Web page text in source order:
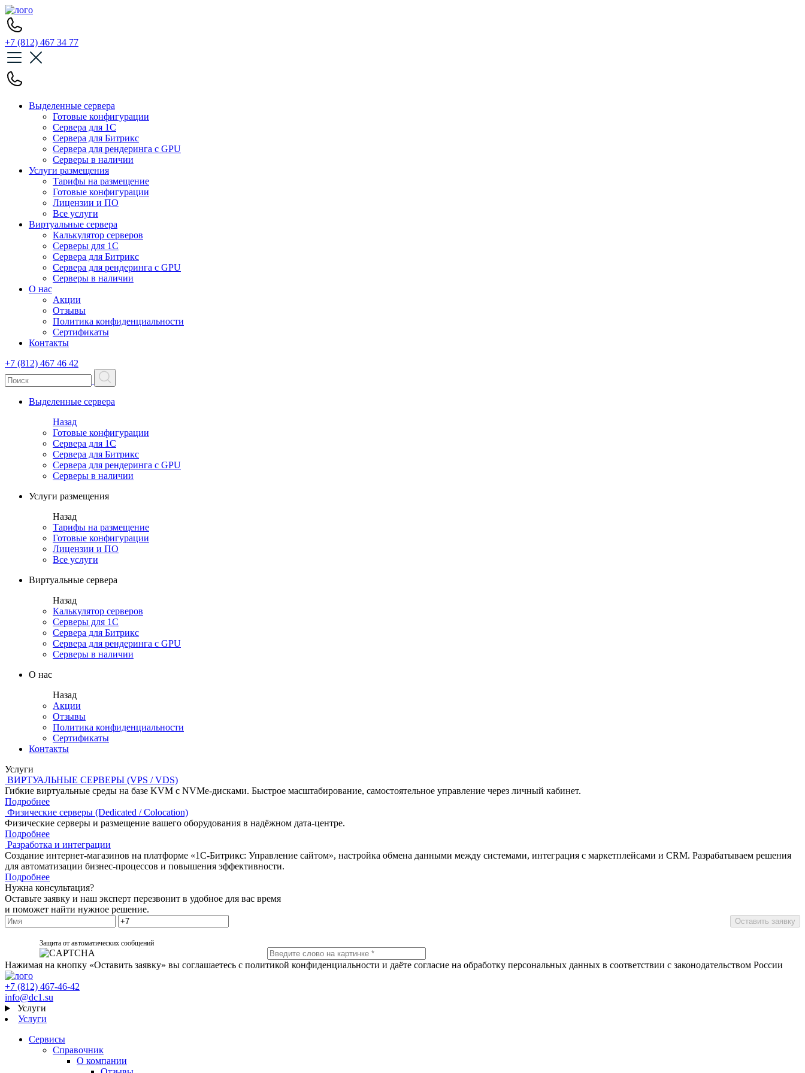
+7 (812) 467 34 77
Выделенные сервера
Готовые конфигурации
Сервера для 1С
Сервера для Битрикс
Сервера для рендеринга с GPU
Серверы в наличии
Услуги размещения
Тарифы на размещение
Готовые конфигурации
Лицензии и ПО
Все услуги
Виртуальные сервера
Калькулятор серверов
Серверы для 1С
Сервера для Битрикс
Сервера для рендеринга с GPU
Серверы в наличии
О нас
Акции
Отзывы
Политика конфиденциальности
Сертификаты
Контакты
+7 (812) 467 46 42
Выделенные сервера
Назад
Готовые конфигурации
Сервера для 1С
Сервера для Битрикс
Сервера для рендеринга с GPU
Серверы в наличии
Услуги размещения
Назад
Тарифы на размещение
Готовые конфигурации
Лицензии и ПО
Все услуги
Виртуальные сервера
Назад
Калькулятор серверов
Серверы для 1С
Сервера для Битрикс
Сервера для рендеринга с GPU
Серверы в наличии
О нас
Назад
Акции
Отзывы
Политика конфиденциальности
Сертификаты
Контакты
Услуги
ВИРТУАЛЬНЫЕ СЕРВЕРЫ (VPS / VDS)
Гибкие виртуальные среды на базе KVM с NVMe-дисками. Быстрое масштабирование, самостоятельное управление через личный кабинет.
Подробнее
Физические серверы (Dedicated / Colocation)
Физические серверы и размещение вашего оборудования в надёжном дата-центре.
Подробнее
Разработка и интеграции
Создание интернет-магазинов на платформе «1С-Битрикс: Управление сайтом», настройка обмена данными между системами, интеграция с маркетплейсами и CRM. Разрабатываем решения
для автоматизации бизнес-процессов и повышения эффективности.
Подробнее
Нужна консультация?
Оставьте заявку и наш эксперт перезвонит в удобное для вас время
и поможет найти нужное решение.
Защита от автоматических сообщений
Нажимая на кнопку «Оставить заявку» вы соглашаетесь с политикой конфиденциальности и даёте согласие на обработку персональных данных в соответствии с законодательством России
+7 (812) 467-46-42
info@dc1.su
Услуги
Услуги
Сервисы
Справочник
О компании